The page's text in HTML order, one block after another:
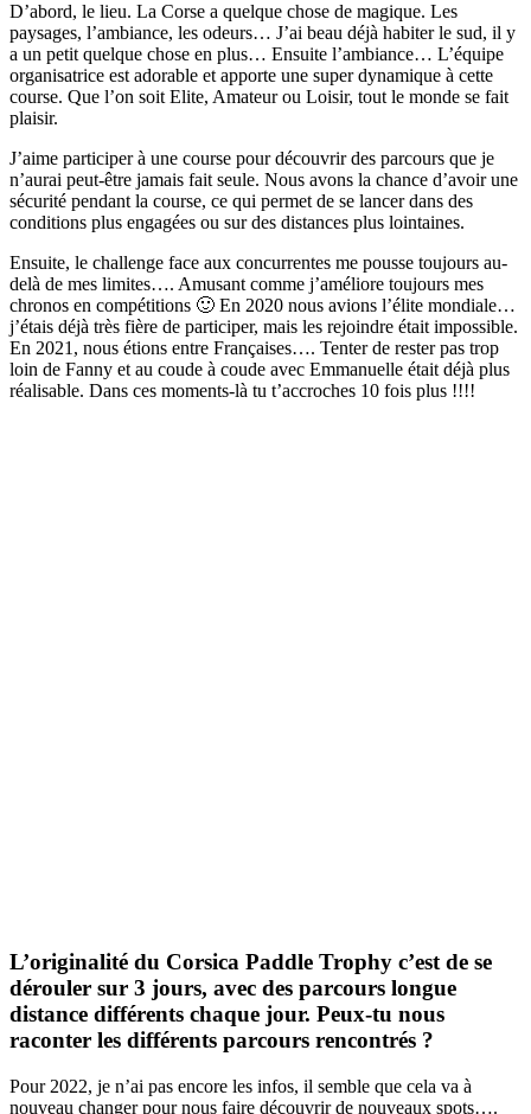
D’abord, le lieu. La Corse a quelque chose de magique. Les
paysages, l’ambiance, les odeurs… J’ai beau déjà habiter le sud, il y
a un petit quelque chose en plus… Ensuite l’ambiance… L’équipe
organisatrice est adorable et apporte une super dynamique à cette
course. Que l’on soit Elite, Amateur ou Loisir, tout le monde se fait
plaisir.
J’aime participer à une course pour découvrir des parcours que je
n’aurai peut-être jamais fait seule. Nous avons la chance d’avoir une
sécurité pendant la course, ce qui permet de se lancer dans des
conditions plus engagées ou sur des distances plus lointaines.
Ensuite, le challenge face aux concurrentes me pousse toujours au-
delà de mes limites…. Amusant comme j’améliore toujours mes
chronos en compétitions 🙂 En 2020 nous avions l’élite mondiale…
j’étais déjà très fière de participer, mais les rejoindre était impossible.
En 2021, nous étions entre Françaises…. Tenter de rester pas trop
loin de Fanny et au coude à coude avec Emmanuelle était déjà plus
réalisable. Dans ces moments-là tu t’accroches 10 fois plus !!!!
L’originalité du Corsica Paddle Trophy c’est de se
dérouler sur 3 jours, avec des parcours longue
distance différents chaque jour. Peux-tu nous
raconter les différents parcours rencontrés ?
Pour 2022, je n’ai pas encore les infos, il semble que cela va à
nouveau changer pour nous faire découvrir de nouveaux spots….